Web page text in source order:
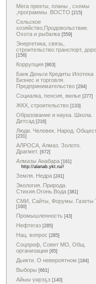
Мега пректы, планы , схемы
,программы. ВОСТО [215]
Сельское
хозяйство,Продовольствие.
Охота и рыбалка [559]
Энергетика, связь,
строительство.транспорт,
[156]
Коррупция [863]
Банк Деньги Кредиты Ипотека
Бизнес и торговля.
Предпринимательство [294]
Социалка, пенсия, жилье [277]
ЖКХ, строительство [133]
Образование и наука. Школа.
Детсад [216]
Люди. Человек. Народ.
[231]
АЛРОСА, Алмаз. Золото.
Драгмет. [672]
Алмазы Анабара [161]
http://alanab.ykt.ru//
Земля. Недра [241]
Экология. Природа.
Стихия.Огонь.Вода [381]
СМИ, Сайты, Форумы. Газеты
[160]
Промышленность [43]
Нефтегаз [285]
Нац. вопрос [285]
Соцпроф, Совет МО, Общ.
организации [65]
Дьикти. О невероятном [184]
Выборы [661]
Айыы үөрэҕэ [140]